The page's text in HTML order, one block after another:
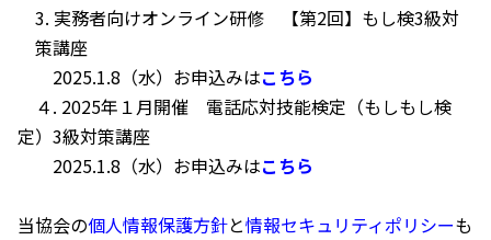
3. 実務者向けオンライン研修 【第2回】もし検3級対
策講座
2025.1.8（水）お申込みはこちら
４. 2025年１月開催 電話応対技能検定（もしもし検
定）3級対策講座
2025.1.8（水）お申込みはこちら
当協会の個人情報保護方針と情報セキュリティポリシーも